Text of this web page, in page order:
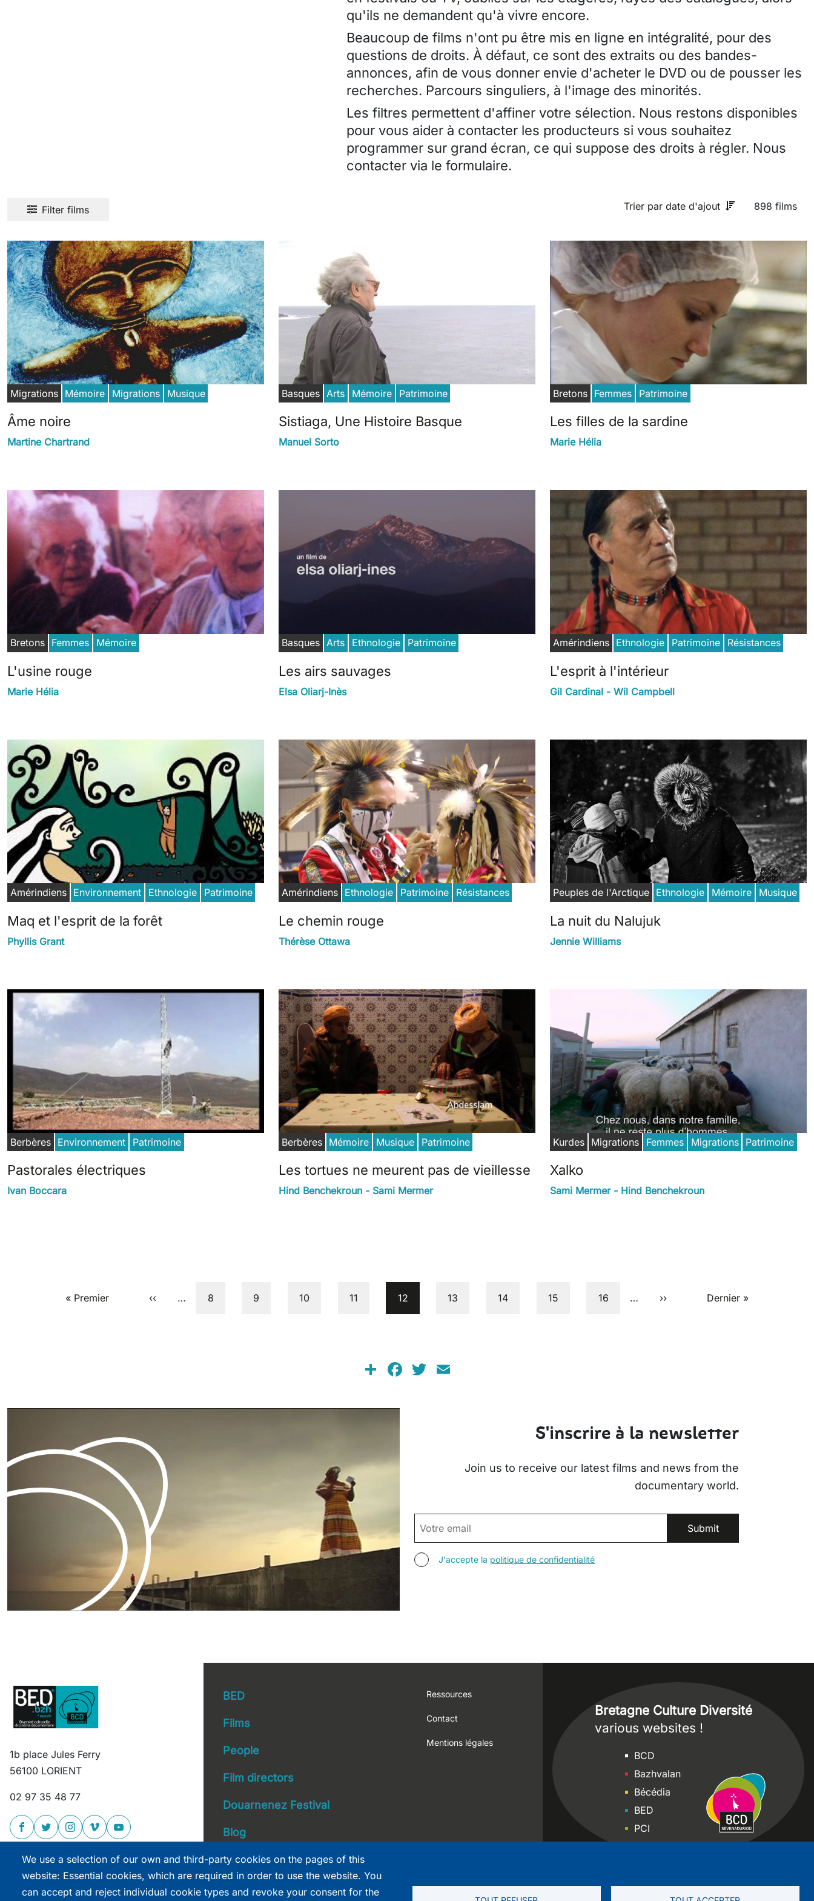
qu'ils ne demandent qu'à vivre encore.
Beaucoup de films n'ont pu être mis en ligne en intégralité, pour des
questions de droits. À défaut, ce sont des extraits ou des bandes-
annonces, afin de vous donner envie d'acheter le DVD ou de pousser les
recherches. Parcours singuliers, à l'image des minorités.
Les filtres permettent d'affiner votre sélection. Nous restons disponibles
pour vous aider à contacter les producteurs si vous souhaitez
programmer sur grand écran, ce qui suppose des droits à régler. Nous
contacter via le formulaire.
Filter films Trier par date d'ajout 898 films
Migrations Mémoire Migrations Musique
Âme noire
Martine Chartrand
Basques Arts Mémoire Patrimoine
Sistiaga, Une Histoire Basque
Manuel Sorto
Bretons Femmes Patrimoine
Les filles de la sardine
Marie Hélia
Bretons Femmes Mémoire
L'usine rouge
Marie Hélia
Basques Arts Ethnologie Patrimoine
Les airs sauvages
Elsa Oliarj-Inès
Amérindiens Ethnologie Patrimoine Résistances
L'esprit à l'intérieur
Gil Cardinal - Wil Campbell
Amérindiens Environnement Ethnologie Patrimoine
Maq et l'esprit de la forêt
Phyllis Grant
Amérindiens Ethnologie Patrimoine Résistances
Le chemin rouge
Thérèse Ottawa
Peuples de l'Arctique Ethnologie Mémoire Musique
La nuit du Nalujuk
Jennie Williams
Berbères Environnement Patrimoine
Pastorales électriques
Ivan Boccara
Berbères Mémoire Musique Patrimoine
Les tortues ne meurent pas de vieillesse
Hind Benchekroun - Sami Mermer
Kurdes Migrations Femmes Migrations Patrimoine
Xalko
Sami Mermer - Hind Benchekroun
First page
« Premier Previous page
‹‹ … Page
8 Page
9 Page
10 Page
11 Current page
12 Page
13 Page
14 Page
15 Page
16 … Next page
›› Last page
Dernier »
ShareFacebook
Twitter
S'inscrire à la newsletter
Join us to receive our latest films and news from the
documentary world.
EMAIL
AGREE TERMS
J'accepte la politique de confidentialité
1b place Jules Ferry
56100 LORIENT
02 97 35 48 77
Main navigation
BED
Films
People
Film directors
Douarnenez Festival
Blog
Footer
Ressources
Contact
Mentions légales
Bretagne Culture Diversité
various websites !
SitesBCD
Bazhvalan
Bécédia
BED
PCI
We use a selection of our own and third-party cookies on the pages of this
website: Essential cookies, which are required in order to use the website. You
can accept and reject individual cookie types and revoke your consent for the